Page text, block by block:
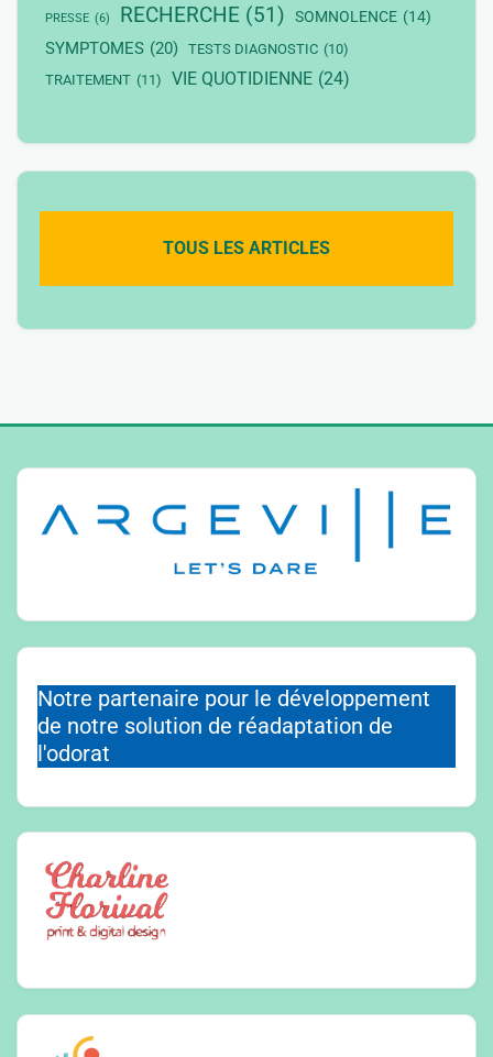
PRESSE (6) RECHERCHE (51) SOMNOLENCE (14)
SYMPTOMES (20) TESTS DIAGNOSTIC (10)
TRAITEMENT (11) VIE QUOTIDIENNE (24)
TOUS LES ARTICLES
Notre partenaire pour le développement
de notre solution de réadaptation de
l'odorat